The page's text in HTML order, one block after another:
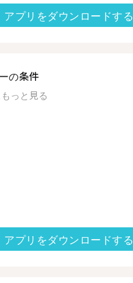
アプリをダウンロードする
の条件
もっと見る
アプリをダウンロードする